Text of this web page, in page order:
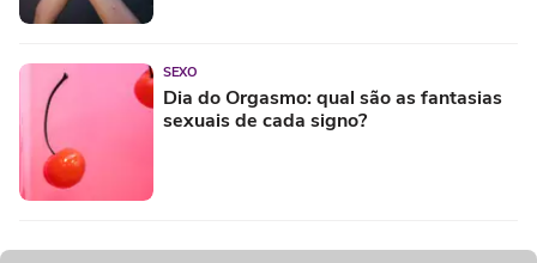
SEXO
Dia do Orgasmo: qual são as fantasias
sexuais de cada signo?